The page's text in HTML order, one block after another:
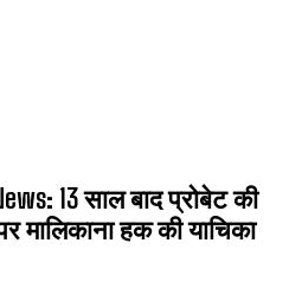
13 साल बाद प्रोबेट की
मालिकाना हक की याचिका